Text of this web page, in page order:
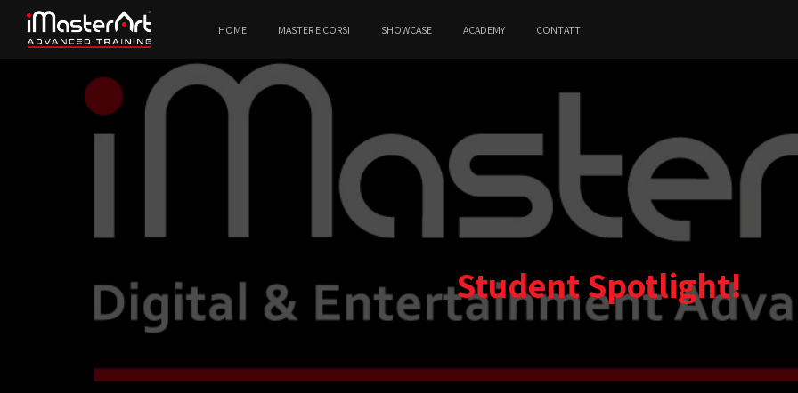
HOME MASTER E CORSI SHOWCASE ACADEMY CONTATTI
Student Spotlight!